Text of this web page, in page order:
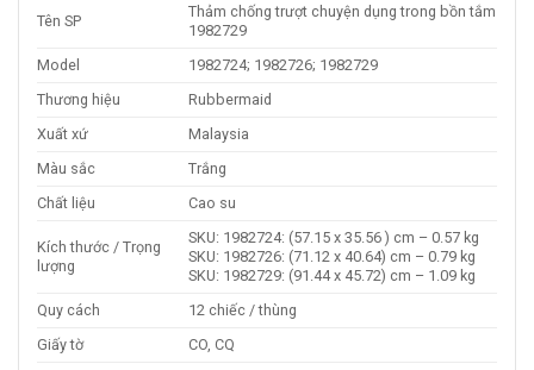
Tên SP
Thảm chống trượt chuyện dụng trong bồn tắm
1982729
Model
1982724; 1982726; 1982729
Thương hiệu
Rubbermaid
Xuất xứ
Malaysia
Màu sắc
Trắng
Chất liệu
Cao su
Kích thước / Trọng
lượng
SKU: 1982724: (57.15 x 35.56 ) cm – 0.57 kg
SKU: 1982726: (71.12 x 40.64) cm – 0.79 kg
SKU: 1982729: (91.44 x 45.72) cm – 1.09 kg
Quy cách
12 chiếc / thùng
Giấy tờ
CO, CQ